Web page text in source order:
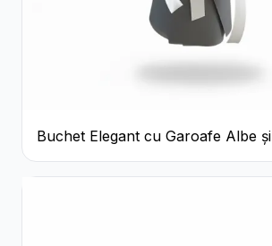
Buchet Elegant cu Garoafe Albe și
Eucalipt